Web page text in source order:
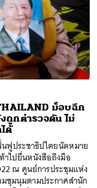
ม็อบฉีก
ถูกตำรวจดัน ไม่
ด้
ฟูประชาธิปไตยนัดหมาย
าไปยื่นหนังสือถึงมือ
ณ ศูนย์การประชุมแห่ง
ชุมนุมตามประกาศสำนัก